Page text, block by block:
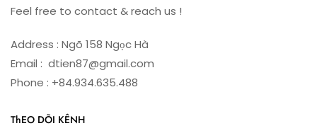
Feel free to contact & reach us !
Address : Ngõ 158 Ngọc Hà
Email : dtien87@gmail.com
Phone : +84.934.635.488
ThEO DÕI KÊNH